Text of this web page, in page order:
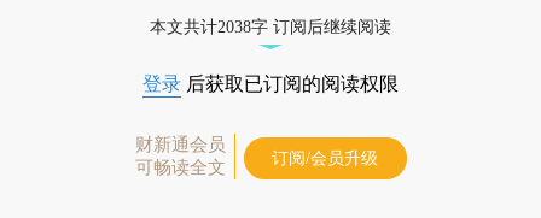
本文共计2038字 订阅后继续阅读
登录 后获取已订阅的阅读权限
财新通会员
可畅读全文
订阅/会员升级